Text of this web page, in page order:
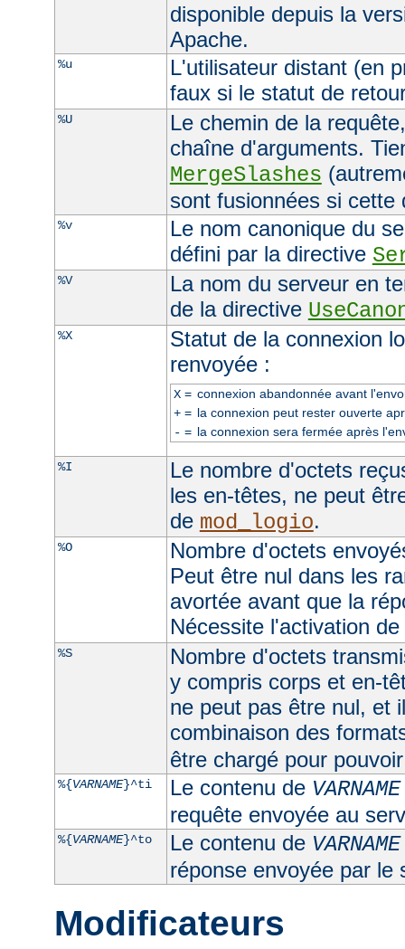
disponible depuis la
Apache.
%u
L'utilisateur distant (en
faux si le statut de
%U
Le chemin de la
chaîne d'arguments.
MergeSlashes
sont fusionnées si cette
%v
Le nom canonique du
défini par la directive
%V
La nom du serveur en
de la directive
%X
Statut de la connexion
renvoyée :
X= connexion abandonnée avant
+= la connexion peut rester ouverte
- = la connexion sera fermée après
%I
Le nombre d'octets
les en-têtes, ne peut
de mod_logio.
%O
Nombre d'octets
Peut être nul dans les
avortée avant que la
Nécessite l'activation de
%S
Nombre d'octets
y compris corps et en-
ne peut pas être nul, et
combinaison des
être chargé pour
%{VARNAME}^ti Le contenu de VARNAME
requête envoyée au
%{VARNAME}^to Le contenu de VARNAME
réponse envoyée par le
Modificateurs